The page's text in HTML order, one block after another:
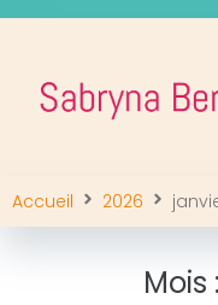
Accueil 2026
Mois :